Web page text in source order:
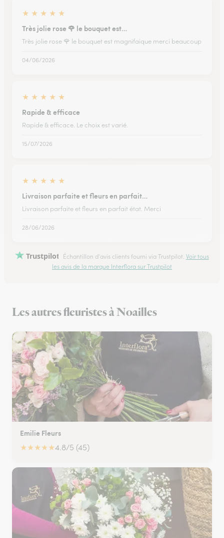
★ ★ ★ ★ ★
Très jolie rose 🌹 le bouquet est…
Très jolie rose 🌹 le bouquet est magnifaique merci beaucoup
04/06/2026
★ ★ ★ ★ ★
Rapide & efficace
Rapide & efficace. Le choix est varié.
15/07/2026
★ ★ ★ ★ ★
Livraison parfaite et fleurs en parfait…
Livraison parfaite et fleurs en parfait état. Merci
28/06/2026
Trustpilot Échantillon d'avis clients fourni via Trustpilot. Voir tous
les avis de la marque Interflora sur Trustpilot
Les autres fleuristes à Noailles
Emilie Fleurs
★★★★★4.8/5 (45)